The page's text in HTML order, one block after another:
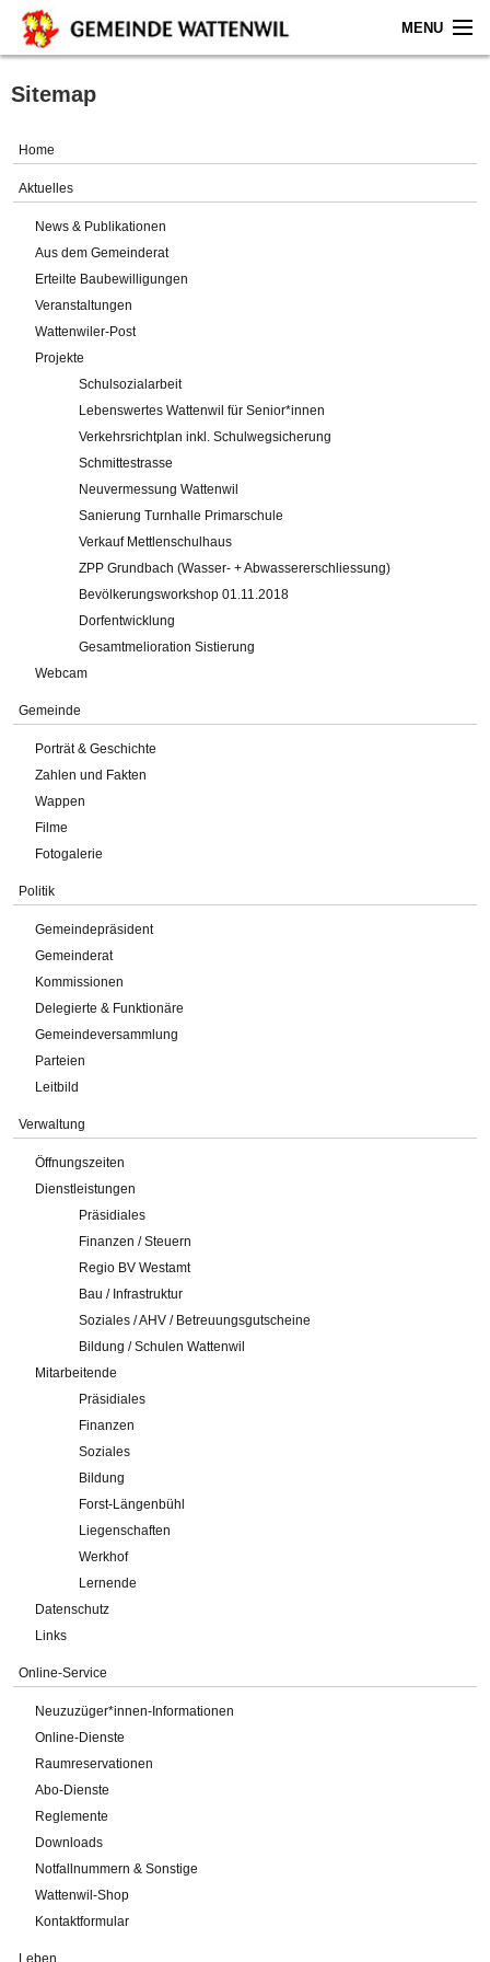
MENU
Home
Gemeinde
Verwaltung
Online-Service
Impressum
Sitemap
Home
Aktuelles
News & Publikationen
Aus dem Gemeinderat
Erteilte Baubewilligungen
Veranstaltungen
Wattenwiler-Post
Projekte
Schulsozialarbeit
Lebenswertes Wattenwil für Senior*innen
Verkehrsrichtplan inkl. Schulwegsicherung
Schmittestrasse
Neuvermessung Wattenwil
Sanierung Turnhalle Primarschule
Verkauf Mettlenschulhaus
ZPP Grundbach (Wasser- + Abwassererschliessung)
Bevölkerungsworkshop 01.11.2018
Dorfentwicklung
Gesamtmelioration Sistierung
Webcam
Gemeinde
Porträt & Geschichte
Zahlen und Fakten
Wappen
Filme
Fotogalerie
Politik
Gemeindepräsident
Gemeinderat
Kommissionen
Delegierte & Funktionäre
Gemeindeversammlung
Parteien
Leitbild
Verwaltung
Öffnungszeiten
Dienstleistungen
Präsidiales
Finanzen / Steuern
Regio BV Westamt
Bau / Infrastruktur
Soziales / AHV / Betreuungsgutscheine
Bildung / Schulen Wattenwil
Mitarbeitende
Präsidiales
Finanzen
Soziales
Bildung
Forst-Längenbühl
Liegenschaften
Werkhof
Lernende
Datenschutz
Links
Online-Service
Neuzuzüger*innen-Informationen
Online-Dienste
Raumreservationen
Abo-Dienste
Reglemente
Downloads
Notfallnummern & Sonstige
Wattenwil-Shop
Kontaktformular
Leben